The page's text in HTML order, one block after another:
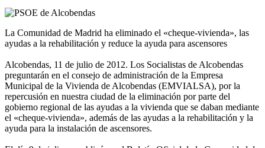
La Comunidad de Madrid ha eliminado el «cheque-vivienda», las
ayudas a la rehabilitación y reduce la ayuda para ascensores
Alcobendas, 11 de julio de 2012. Los Socialistas de Alcobendas
preguntarán en el consejo de administración de la Empresa
Municipal de la Vivienda de Alcobendas (EMVIALSA), por la
repercusión en nuestra ciudad de la eliminación por parte del
gobierno regional de las ayudas a la vivienda que se daban mediante
el «cheque-vivienda», además de las ayudas a la rehabilitación y la
ayuda para la instalación de ascensores.